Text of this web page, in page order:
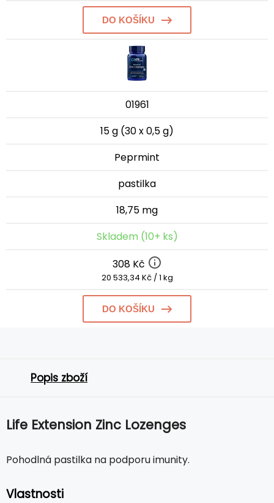
DO KOŠÍKU
01961
15 g (30 x 0,5 g)
Peprmint
pastilka
18,75 mg
Skladem (10+ ks)
308 Kč
20 533,34 Kč / 1 kg
DO KOŠÍKU
Popis zboží
Life Extension Zinc Lozenges
Pohodlná pastilka na podporu imunity.
Vlastnosti